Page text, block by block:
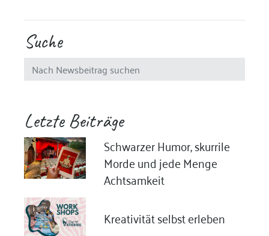
Suche
Letzte Beiträge
Schwarzer Humor, skurrile
Morde und jede Menge
Achtsamkeit
Kreativität selbst erleben